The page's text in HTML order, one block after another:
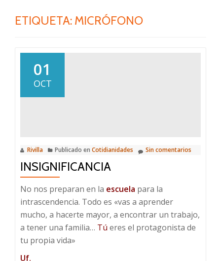
ETIQUETA: MICRÓFONO
01
OCT
Rivilla Publicado en Cotidianidades Sin comentarios
INSIGNIFICANCIA
No nos preparan en la escuela para la
intrascendencia. Todo es «vas a aprender
mucho, a hacerte mayor, a encontrar un trabajo,
a tener una familia… Tú eres el protagonista de
tu propia vida»
Uf.